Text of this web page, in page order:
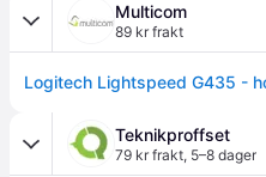
Multicom
89 kr frakt
Teknikproffset
79 kr frakt, 5–8 dager